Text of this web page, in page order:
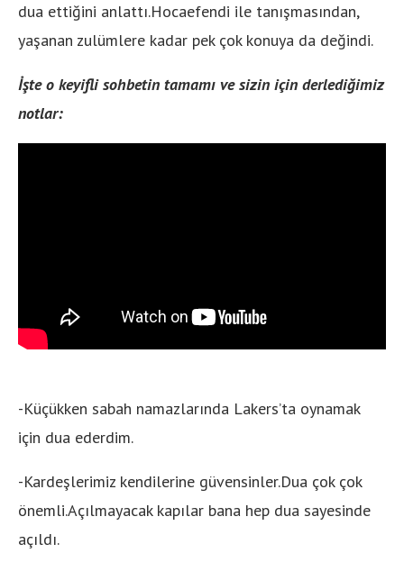
dua ettiğini anlattı.Hocaefendi ile tanışmasından,
yaşanan zulümlere kadar pek çok konuya da değindi.
İşte o keyifli sohbetin tamamı ve sizin için derlediğimiz
notlar:
-Küçükken sabah namazlarında Lakers’ta oynamak
için dua ederdim.
-Kardeşlerimiz kendilerine güvensinler.Dua çok çok
önemli.Açılmayacak kapılar bana hep dua sayesinde
açıldı.